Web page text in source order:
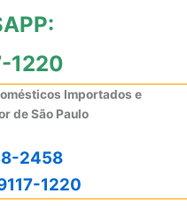
1220
Importados e
de São Paulo
2458
1220